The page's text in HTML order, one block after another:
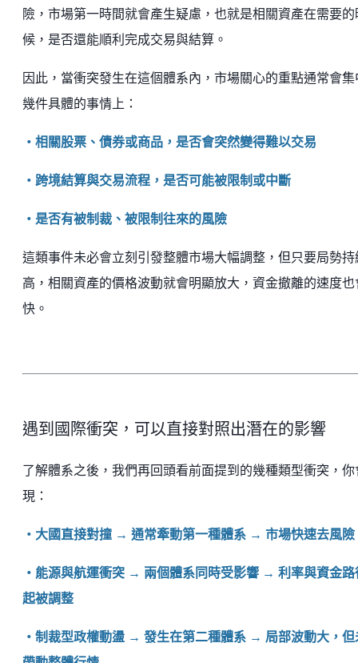
險，市場第一時間就會產生疑慮，也就是相關資產在需要的
候，是否還能順利完成交易與結算。
因此，當衝突發生在這個體系內，市場關心的重點通常會集
幾件具體的事情上：
・相關股票、債券或商品，是否會突然變得難以交易
・跨境結算與交易流程，是否可能被限制或中斷
・是否有被制裁、被限制往來的風險
這類事件未必會立刻引發整體市場大幅調整，但只要局勢持
高，相關資產的價格波動就會明顯放大，資金撤離的速度也
快。
遇到國際衝突，可以直接對照出潛在的影響
了解體系之後，我們再回頭看前面提到的幾種類型衝突，你
現：
・大國直接對撞 → 通常牽動第一種體系 → 市場快速去風險
・能源與航運衝突 → 兩個體系同時受影響 → 利率與資金路
起被調整
・制裁型政權動盪 → 發生在第二種體系 → 局部波動大，但